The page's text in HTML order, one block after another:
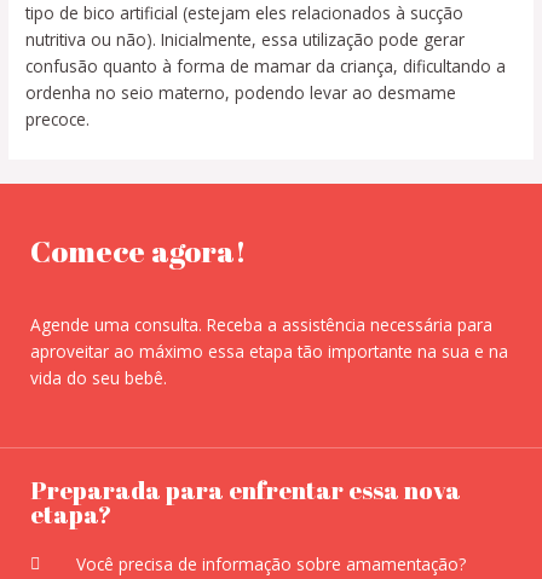
tipo de bico artificial (estejam eles relacionados à sucção
nutritiva ou não). Inicialmente, essa utilização pode gerar
confusão quanto à forma de mamar da criança, dificultando a
ordenha no seio materno, podendo levar ao desmame
precoce.
Comece agora!
Agende uma consulta. Receba a assistência necessária para
aproveitar ao máximo essa etapa tão importante na sua e na
vida do seu bebê.
Preparada para enfrentar essa nova
etapa?
Você precisa de informação sobre amamentação?